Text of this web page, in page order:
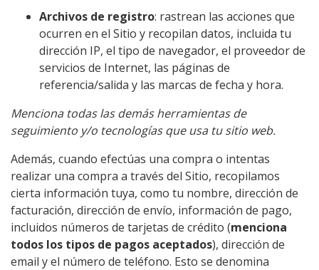
Archivos de registro: rastrean las acciones que
ocurren en el Sitio y recopilan datos, incluida tu
dirección IP, el tipo de navegador, el proveedor de
servicios de Internet, las páginas de
referencia/salida y las marcas de fecha y hora.
Menciona todas las demás herramientas de
seguimiento y/o tecnologías que usa tu sitio web.
Además, cuando efectúas una compra o intentas
realizar una compra a través del Sitio, recopilamos
cierta información tuya, como tu nombre, dirección de
facturación, dirección de envío, información de pago,
incluidos números de tarjetas de crédito (menciona
todos los tipos de pagos aceptados), dirección de
email y el número de teléfono. Esto se denomina